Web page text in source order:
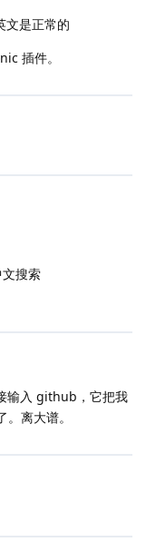
文是正常的
插件。
搜索
输入 github，它把我
离大谱。